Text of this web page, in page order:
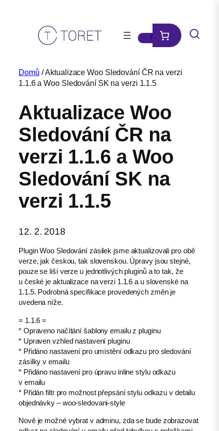
Domů / Aktualizace Woo Sledování ČR na verzi
1.1.6 a Woo Sledování SK na verzi 1.1.5
Aktualizace Woo
Sledování ČR na
verzi 1.1.6 a Woo
Sledování SK na
verzi 1.1.5
12. 2. 2018
Plugin Woo Sledování zásilek jsme aktualizovali pro obě
verze, jak českou, tak slovenskou. Úpravy jsou stejné,
pouze se liší verze u jednotlivých pluginů a to tak, že
u české je aktualizace na verzi 1.1.6 a u slovenské na
1.1.5. Podrobná specifikace provedených změn je
uvedena níže.
= 1.1.6 =
* Opraveno načítání šablony emailu z pluginu
* Upraven vzhled nastavení pluginu
* Přidáno nastavení pro umístění odkazu pro sledování
zásilky v emailu
* Přidáno nastavení pro úpravu inline stylu odkazu
v emailu
* Přidán filtr pro možnost přepsání stylu odkazu v detailu
objednávky – woo-sledovani-style
Nově je možné vybrat v adminu, zda se bude zobrazovat